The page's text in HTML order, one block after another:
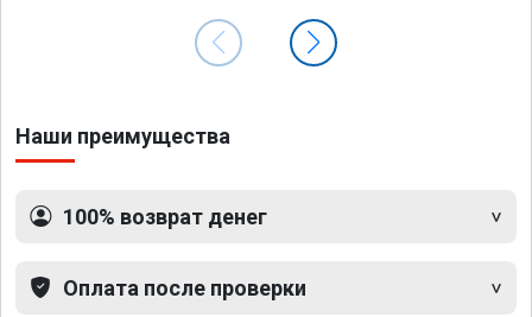
Наши преимущества
100% возврат денег
Оплата после проверки